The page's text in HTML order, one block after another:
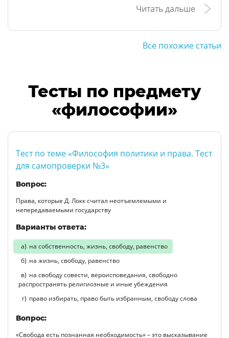
Читать дальше
Все похожие статьи
Тесты по предмету
«философии»
Тест по теме «Философия политики и права. Тест
для самопроверки №3»
Вопрос:
Права, которые Д. Локк считал неотъемлемыми и
непередаваемыми государству
Варианты ответа:
на собственность, жизнь, свободу, равенство
на жизнь, свободу, равенство
на свободу совести, вероисповедания, свободно
распространять религиозные и иные убеждения
право избирать, право быть избранным, свободу слова
Вопрос:
«Свобода есть познанная необходимость» – это высказывание